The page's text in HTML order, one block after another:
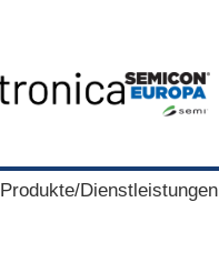
Produkte/Dienstleistungen